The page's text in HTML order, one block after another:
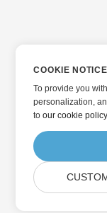
COOKIE NOTICE
To provide you
personalization,
toour cookie policy